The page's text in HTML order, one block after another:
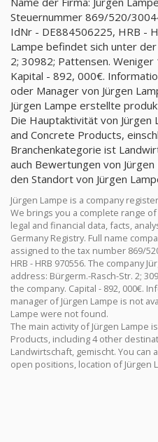
Steuernummer 869/520/
IdNr - DE884506225, HRB -
Lampe befindet sich unter
2; 30982; Pattensen.
Kapital - 892, 000€.
oder Manager von Jürgen
Jürgen Lampe erstellte
Die Hauptaktivität von Jürgen
and Concrete Products,
Branchenkategorie ist
auch Bewertungen von
den Standort von Jürgen
Jürgen Lampe is a company
We brings you a complete range
legal and financial data, facts,
Germany Registry. Full name
assigned to the tax number 869/
HRB - HRB 970556. The company
address: Bürgerm.-Rasch-Str. 2;
the company. Capital - 892, 000€.
manager of Jürgen Lampe is not
Lampe were not found.
The main activity of Jürgen Lampe
Products, including 4 other
Landwirtschaft, gemischt. You can
open positions, location of Jürgen